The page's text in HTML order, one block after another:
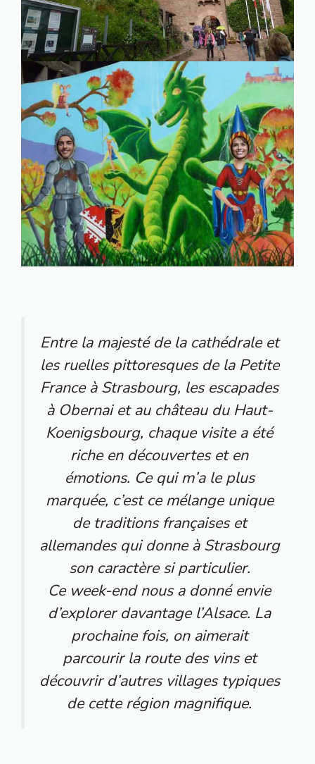
Entre la majesté de la cathédrale et
les ruelles pittoresques de la Petite
France à Strasbourg, les escapades
à Obernai et au château du Haut-
Koenigsbourg, chaque visite a été
riche en découvertes et en
émotions. Ce qui m’a le plus
marquée, c’est ce mélange unique
de traditions françaises et
allemandes qui donne à Strasbourg
son caractère si particulier.
Ce week-end nous a donné envie
d’explorer davantage l’Alsace. La
prochaine fois, on aimerait
parcourir la route des vins et
découvrir d’autres villages typiques
de cette région magnifique.